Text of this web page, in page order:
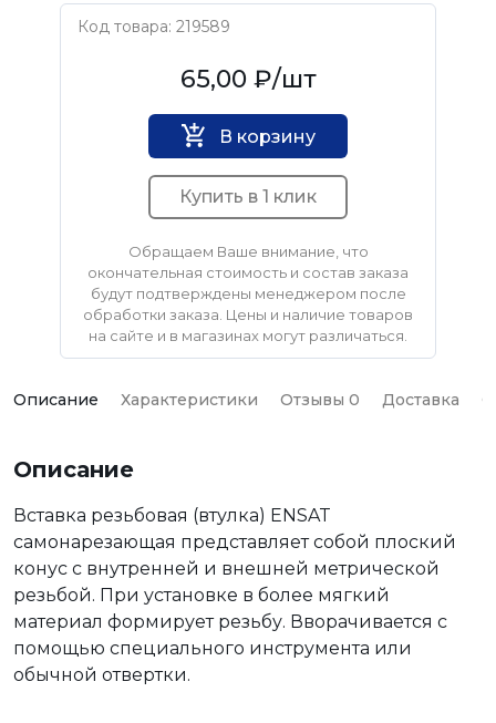
Код товара: 219589
65,00 ₽/шт
В корзину
Купить в 1 клик
Обращаем Ваше внимание, что
окончательная стоимость и состав заказа
будут подтверждены менеджером после
обработки заказа. Цены и наличие товаров
на сайте и в магазинах могут различаться.
Описание Характеристики Отзывы 0 Доставка
Описание
Вставка резьбовая (втулка) ENSAT
самонарезающая представляет собой плоский
конус с внутренней и внешней метрической
резьбой. При установке в более мягкий
материал формирует резьбу. Вворачивается с
помощью специального инструмента или
обычной отвертки.